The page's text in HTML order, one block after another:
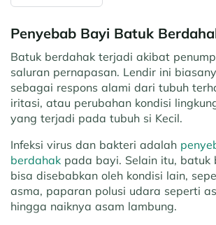
Penyebab Bayi Batuk
Batuk berdahak terjadi akibat
saluran pernapasan. Lendir ini
sebagai respons alami dari tubuh
iritasi, atau perubahan kondisi
yang terjadi pada tubuh si Kecil.
Infeksi virus dan bakteri adalah
berdahak pada bayi. Selain itu, batuk
bisa disebabkan oleh kondisi lain,
asma, paparan polusi udara seperti
hingga naiknya asam lambung.